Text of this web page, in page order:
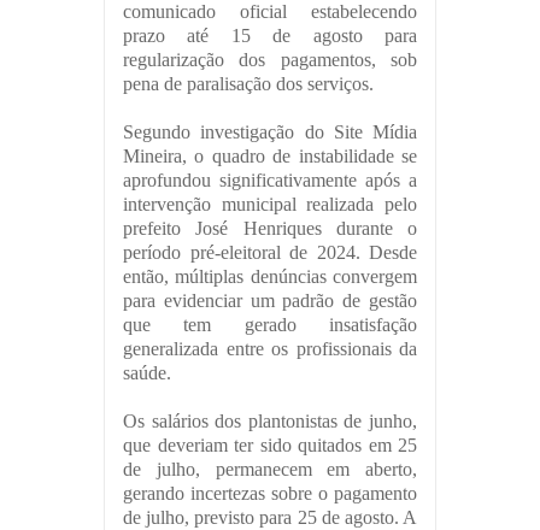
comunicado oficial estabelecendo
prazo até 15 de agosto para
regularização dos pagamentos, sob
pena de paralisação dos serviços.
Segundo investigação do Site Mídia
Mineira, o quadro de instabilidade se
aprofundou significativamente após a
intervenção municipal realizada pelo
prefeito José Henriques durante o
período pré-eleitoral de 2024. Desde
então, múltiplas denúncias convergem
para evidenciar um padrão de gestão
que tem gerado insatisfação
generalizada entre os profissionais da
saúde.
Os salários dos plantonistas de junho,
que deveriam ter sido quitados em 25
de julho, permanecem em aberto,
gerando incertezas sobre o pagamento
de julho, previsto para 25 de agosto. A